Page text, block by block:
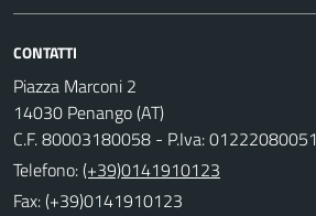
CONTATTI
Piazza Marconi 2
14030 Penango (AT)
C.F. 80003180058 - P.Iva: 01222080051
Telefono:(+39)0141910123
Fax: (+39)0141910123